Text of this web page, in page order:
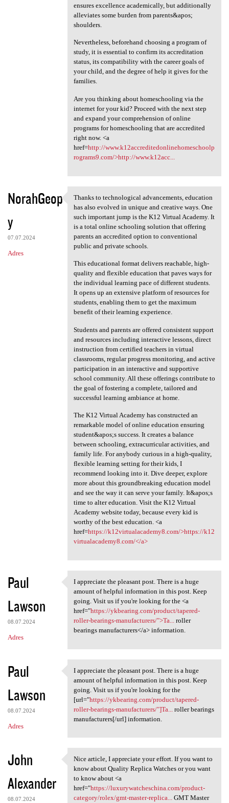
ensures excellence academically, but additionally
alleviates some burden from parents&apos;
shoulders.
Nevertheless, beforehand choosing a program of
study, it is essential to confirm its accreditation
status, its compatibility with the career goals of
your child, and the degree of help it gives for the
families.
Are you thinking about homeschooling via the
internet for your kid? Proceed with the next step
and expand your comprehension of online
programs for homeschooling that are accredited
right now. <a
href=http://www.k12accreditedonlinehomeschoolp
rograms9.com/>http://www.k12acc...
NorahGeop
y
07.07.2024
Adres
Thanks to technological
Thanks to technological advancements, education
has also evolved in unique and creative ways. One
such important jump is the K12 Virtual Academy. It
is a total online schooling solution that offering
parents an accredited option to conventional
public and private schools.
This educational format delivers reachable, high-
quality and flexible education that paves ways for
the individual learning pace of different students.
It opens up an extensive platform of resources for
students, enabling them to get the maximum
benefit of their learning experience.
Students and parents are offered consistent support
and resources including interactive lessons, direct
instruction from certified teachers in virtual
classrooms, regular progress monitoring, and active
participation in an interactive and supportive
school community. All these offerings contribute to
the goal of fostering a complete, tailored and
successful learning ambiance at home.
The K12 Virtual Academy has constructed an
remarkable model of online education ensuring
student&apos;s success. It creates a balance
between schooling, extracurricular activities, and
family life. For anybody curious in a high-quality,
flexible learning setting for their kids, I
recommend looking into it. Dive deeper, explore
more about this groundbreaking education model
and see the way it can serve your family. It&apos;s
time to alter education. Visit the K12 Virtual
Academy website today, because every kid is
worthy of the best education. <a
href=https://k12virtualacademy8.com/>https://k12
virtualacademy8.com/</a>
Paul
Lawson
08.07.2024
Adres
I appreciate the pleasant
I appreciate the pleasant post. There is a huge
amount of helpful information in this post. Keep
going. Visit us if you're looking for the <a
href="https://ykbearing.com/product/tapered-
roller-bearings-manufacturers/">Ta...
roller
bearings manufacturers</a> information.
Paul
Lawson
08.07.2024
Adres
I appreciate the pleasant
I appreciate the pleasant post. There is a huge
amount of helpful information in this post. Keep
going. Visit us if you're looking for the
[url="https://ykbearing.com/product/tapered-
roller-bearings-manufacturers/"]Ta...
roller bearings
manufacturers[/url] information.
John
Alexander
08.07.2024
Nice article, I appreciate
Nice article, I appreciate your effort. If you want to
know about Quality Replica Watches or you want
to know about <a
href="https://luxurywatcheschina.com/product-
category/rolex/gmt-master-replica...GMT Master